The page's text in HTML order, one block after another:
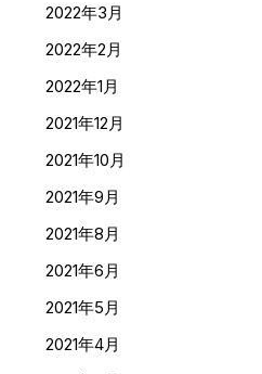
2022年3月
2022年2月
2022年1月
2021年12月
2021年10月
2021年9月
2021年8月
2021年6月
2021年5月
2021年4月